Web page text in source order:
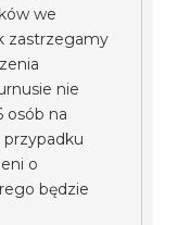
we
zastrzegamy
nie
osób na
przypadku
o
będzie